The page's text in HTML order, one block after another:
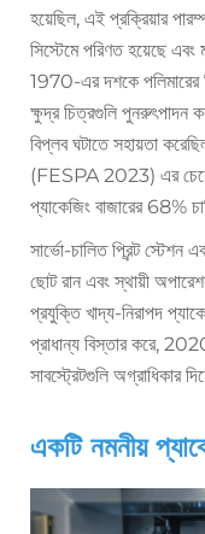
হয়েছিল, এই প্রক্রিয়ার
সিস্টেমে পরিণত হয়েছে
1970-এর দশকে
ক্ষুদ্র চিত্রগুলি পুনরুৎপাদন
বিপ্লব ঘটাতে সহায়তা
(FESPA 2023) এর চেয়ে
প্যাকেজিং বাজারের 68%
সার্ভো-চালিত প্রিন্ট
ছোট রান এবং স্থায়ী
প্রযুক্তি খাদ্য-নিরাপদ
প্রাধান্য বিস্তার করে,
সাবস্ট্রেটগুলি অগ্রাধিকার
একটি নমনীয়